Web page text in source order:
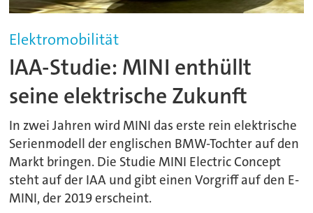
Elektromobilität
IAA-Studie: MINI enthüllt
seine elektrische Zukunft
In zwei Jahren wird MINI das erste rein elektrische
Serienmodell der englischen BMW-Tochter auf den
Markt bringen. Die Studie MINI Electric Concept
steht auf der IAA und gibt einen Vorgriff auf den E-
MINI, der 2019 erscheint.